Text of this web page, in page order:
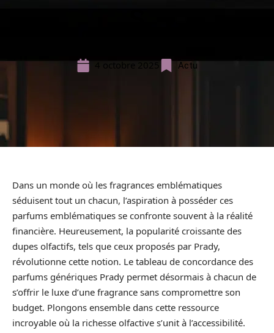
4 octobre 2025 Actu
Dans un monde où les fragrances emblématiques
séduisent tout un chacun, l’aspiration à posséder ces
parfums emblématiques se confronte souvent à la réalité
financière. Heureusement, la popularité croissante des
dupes olfactifs, tels que ceux proposés par Prady,
révolutionne cette notion. Le tableau de concordance des
parfums génériques Prady permet désormais à chacun de
s’offrir le luxe d’une fragrance sans compromettre son
budget. Plongons ensemble dans cette ressource
incroyable où la richesse olfactive s’unit à l’accessibilité.